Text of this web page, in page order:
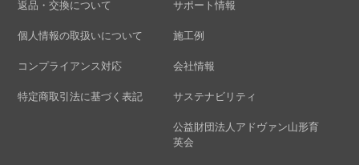
返品・交換について
個人情報の取扱いについて
コンプライアンス対応
特定商取引法に基づく表記
サポート情報
施工例
会社情報
サステナビリティ
公益財団法人アドヴァン山形育
英会